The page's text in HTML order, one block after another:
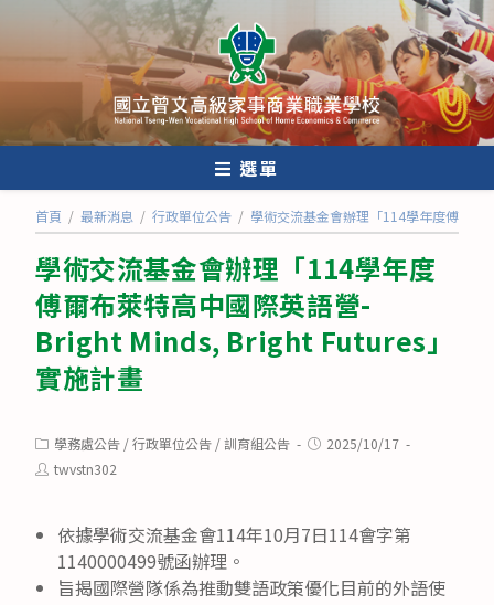
內
選單
首頁 / 最新消息 / 行政單位公告 / 學術交流基金會辦理「114學年度傅爾
學術交流基金會辦理「114學年度
傅爾布萊特高中國際英語營-
Bright Minds, Bright Futures」
實施計畫
Post
category:
學務處公告 /行政單位公告 /訓育組公告
Post2025/10/17
Posttwvstn302
依據學術交流基金會114年10月7日114會字第
1140000499號函辦理。
旨揭國際營隊係為推動雙語政策優化目前的外語使